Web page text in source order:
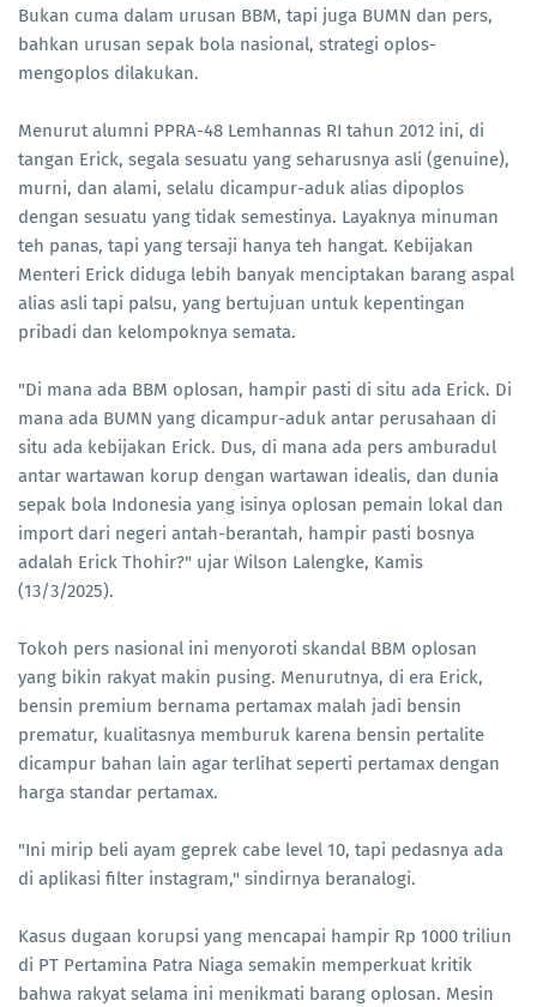
Bukan cuma dalam urusan BBM, tapi juga BUMN dan pers,
bahkan urusan sepak bola nasional, strategi oplos-
mengoplos dilakukan.
Menurut alumni PPRA-48 Lemhannas RI tahun 2012 ini, di
tangan Erick, segala sesuatu yang seharusnya asli (genuine),
murni, dan alami, selalu dicampur-aduk alias dipoplos
dengan sesuatu yang tidak semestinya. Layaknya minuman
teh panas, tapi yang tersaji hanya teh hangat. Kebijakan
Menteri Erick diduga lebih banyak menciptakan barang aspal
alias asli tapi palsu, yang bertujuan untuk kepentingan
pribadi dan kelompoknya semata.
"Di mana ada BBM oplosan, hampir pasti di situ ada Erick. Di
mana ada BUMN yang dicampur-aduk antar perusahaan di
situ ada kebijakan Erick. Dus, di mana ada pers amburadul
antar wartawan korup dengan wartawan idealis, dan dunia
sepak bola Indonesia yang isinya oplosan pemain lokal dan
import dari negeri antah-berantah, hampir pasti bosnya
adalah Erick Thohir?" ujar Wilson Lalengke, Kamis
(13/3/2025).
Tokoh pers nasional ini menyoroti skandal BBM oplosan
yang bikin rakyat makin pusing. Menurutnya, di era Erick,
bensin premium bernama pertamax malah jadi bensin
prematur, kualitasnya memburuk karena bensin pertalite
dicampur bahan lain agar terlihat seperti pertamax dengan
harga standar pertamax.
"Ini mirip beli ayam geprek cabe level 10, tapi pedasnya ada
di aplikasi filter instagram," sindirnya beranalogi.
Kasus dugaan korupsi yang mencapai hampir Rp 1000 triliun
di PT Pertamina Patra Niaga semakin memperkuat kritik
bahwa rakyat selama ini menikmati barang oplosan. Mesin